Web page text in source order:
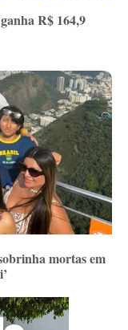
R$ 164,9
mortas em